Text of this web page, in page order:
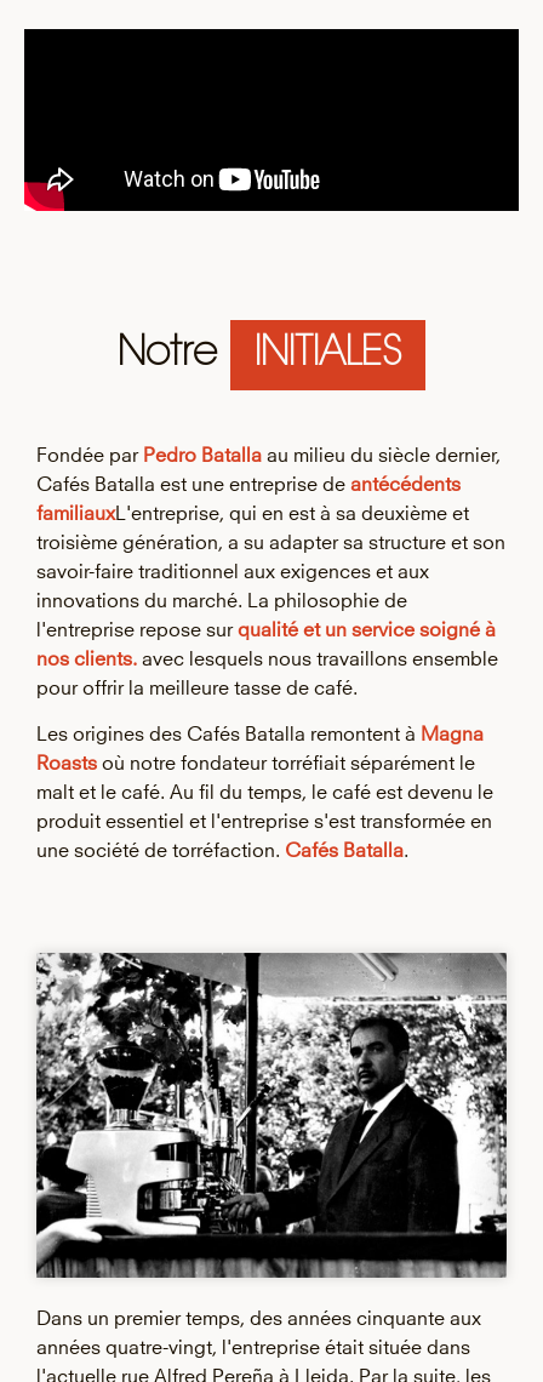
Notre INITIALES
Fondée par Pedro Batalla au milieu du siècle dernier,
Cafés Batalla est une entreprise de antécédents
familiauxL'entreprise, qui en est à sa deuxième et
troisième génération, a su adapter sa structure et son
savoir-faire traditionnel aux exigences et aux
innovations du marché. La philosophie de
l'entreprise repose sur qualité et un service soigné à
nos clients. avec lesquels nous travaillons ensemble
pour offrir la meilleure tasse de café.
Les origines des Cafés Batalla remontent à Magna
Roasts où notre fondateur torréfiait séparément le
malt et le café. Au fil du temps, le café est devenu le
produit essentiel et l'entreprise s'est transformée en
une société de torréfaction. Cafés Batalla
Dans un premier temps, des années cinquante aux
années quatre-vingt, l'entreprise était située dans
l'actuelle rue Alfred Pereña à Lleida. Par la suite, les